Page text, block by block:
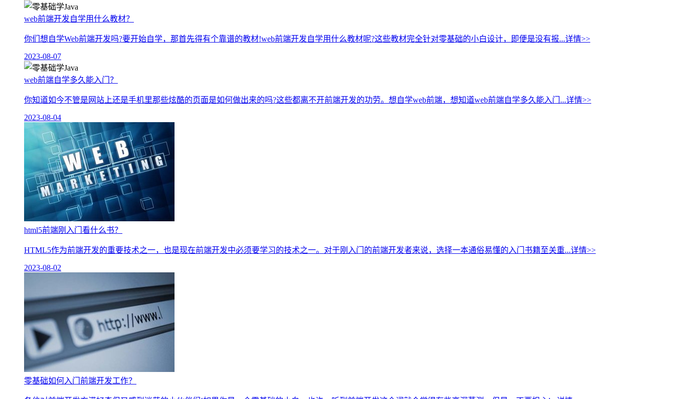
web前端开发自学用什么教材？
你们想自学Web前端开发吗?要开始自学，那首先得有个靠谱的教材!web前端开发自学用什么教材呢?这些教材完全针对零基础的小白设计，即便是没有报...详情>>
2023-08-07
web前端自学多久能入门？
你知道如今不管是网站上还是手机里那些炫酷的页面是如何做出来的吗?这些都离不开前端开发的功劳。想自学web前端，想知道web前端自学多久能入门...详情>>
2023-08-04
html5前端刚入门看什么书？
HTML5作为前端开发的重要技术之一，也是现在前端开发中必须要学习的技术之一。对于刚入门的前端开发者来说，选择一本通俗易懂的入门书籍至关重...详情>>
2023-08-02
零基础如何入门前端开发工作？